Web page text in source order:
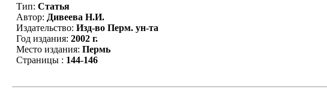
Тип: Статья
Автор: Дивеева Н.И.
Издательство: Изд-во Перм. ун-та
Год издания: 2002 г.
Место издания: Пермь
Страницы : 144-146